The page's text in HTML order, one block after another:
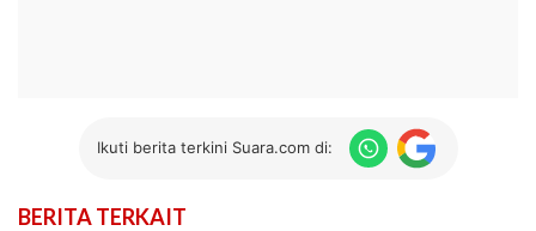
Ikuti berita terkini Suara.com di:
BERITA TERKAIT